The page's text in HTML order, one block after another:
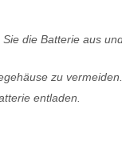
die Batterie aus
zu vermeiden.
entladen.